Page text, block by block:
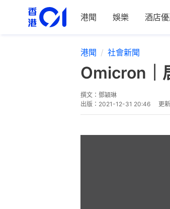
港聞 娛樂 酒店
港聞 社會新聞
Omicron｜
撰文： 鄧穎琳
出版： 2021-12-31 20:46 更新